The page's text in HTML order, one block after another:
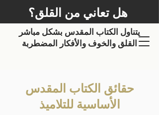
هل تعاني من القلق؟
يتناول الكتاب المقدس بشكل مباشر
القلق والخوف والأفكار المضطربة
حقائق الكتاب المقدس
الأساسية للتلاميذ